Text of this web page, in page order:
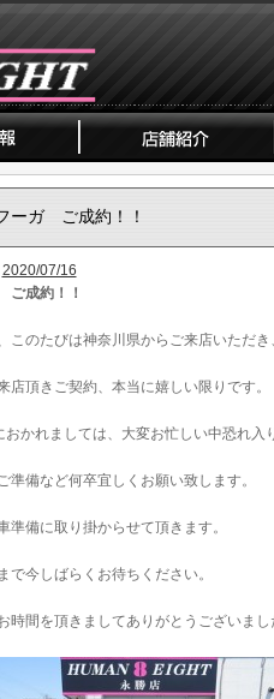
ーガ ご成約！！
2020/07/16
成約！！
このたびは神奈川県からご来店いただき
店頂きご契約、本当に嬉しい限りです。
おかれましては、大変お忙しい中恐れ入
準備など何卒宜しくお願い致します。
準備に取り掛からせて頂きます。
で今しばらくお待ちください。
時間を頂きましてありがとうございまし